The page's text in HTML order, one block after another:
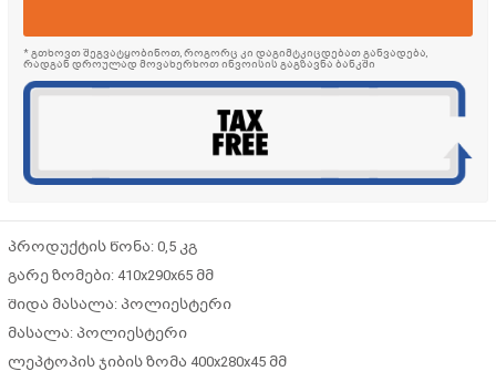
* გთხოვთ შეგვატყობინოთ, როგორც კი დაგიმტკიცდებათ განვადება,
რადგან დროულად მოვახერხოთ ინვოისის გაგზავნა ბანკში
პროდუქტის წონა: 0,5 კგ
გარე ზომები: 410x290x65 მმ
შიდა მასალა: პოლიესტერი
მასალა: პოლიესტერი
ლეპტოპის ჯიბის ზომა 400x280x45 მმ